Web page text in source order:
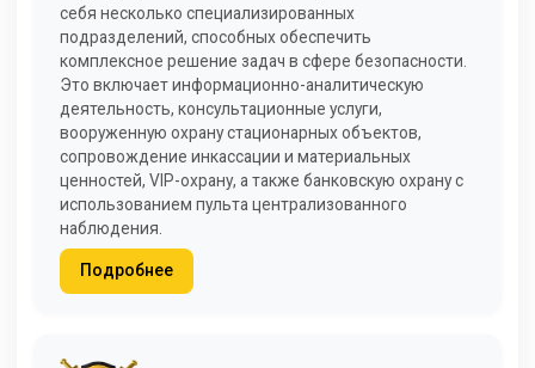
себя несколько специализированных
подразделений, способных обеспечить
комплексное решение задач в сфере безопасности.
Это включает информационно-аналитическую
деятельность, консультационные услуги,
вооруженную охрану стационарных объектов,
сопровождение инкассации и материальных
ценностей, VIP-охрану, а также банковскую охрану с
использованием пульта централизованного
наблюдения.
Подробнее